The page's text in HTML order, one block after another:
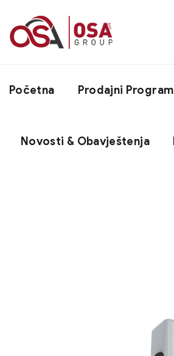
Početna Prodajni Program
Novosti & Obavještenja